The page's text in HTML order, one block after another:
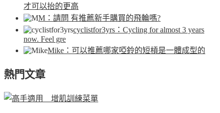
才可以抬的更高
M ：請問 有推薦新手購買的飛輪嗎?
cyclistfor3yrs ：Cycling for almost 3 years
now. Feel gre
Mike ：可以推薦哪家啞鈴的短槓是一體成型的
熱門文章